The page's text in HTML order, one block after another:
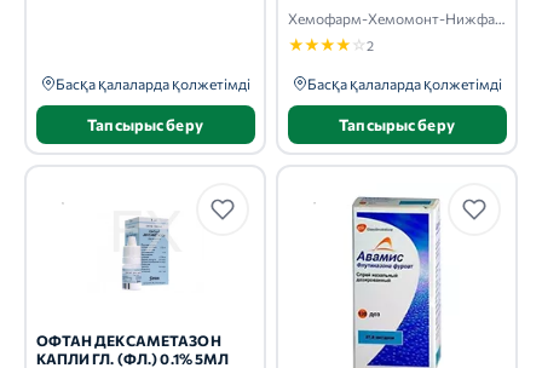
Басқа қалаларда қолжетімді
Тапсырыс беру
Хемофарм-Хемомонт-Нижфарм-Штада-Урсафарм
★★★★ ☆2
Басқа қалаларда қолжетімді
Тапсырыс беру
ОФТАН ДЕКСАМЕТАЗОН
КАПЛИ ГЛ. (ФЛ.) 0.1% 5МЛ